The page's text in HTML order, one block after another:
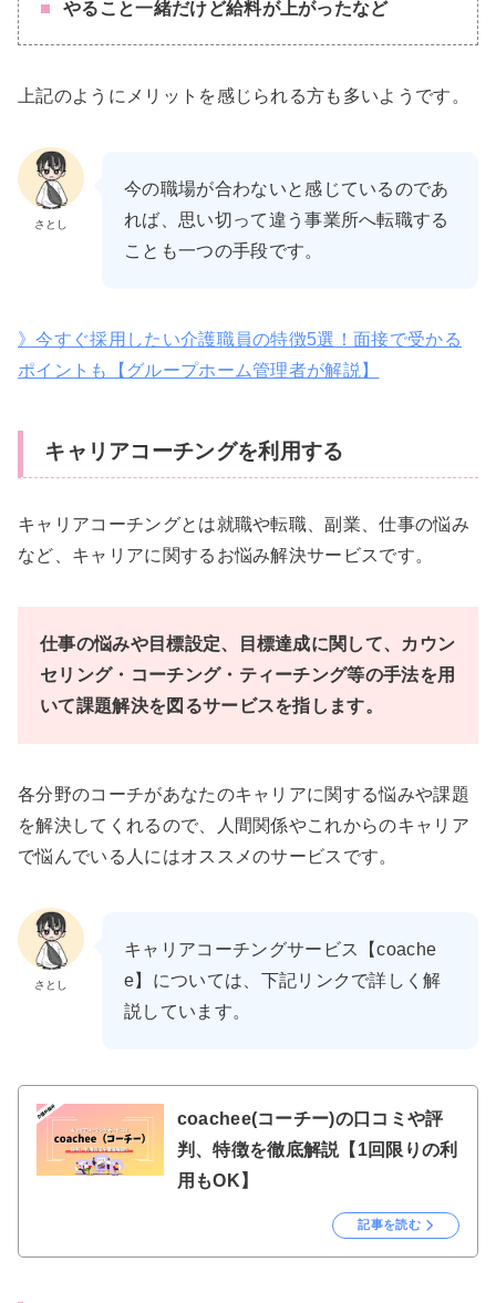
やること一緒だけど給料が上がったなど
上記のようにメリットを感じられる方も多いようです。
さとし
今の職場が合わないと感じているのであ
れば、思い切って違う事業所へ転職する
ことも一つの手段です。
》今すぐ採用したい介護職員の特徴5選！面接で受かる
ポイントも【グループホーム管理者が解説】
キャリアコーチングを利用する
キャリアコーチングとは就職や転職、副業、仕事の悩み
など、キャリアに関するお悩み解決サービスです。
仕事の悩みや目標設定、目標達成に関して、カウン
セリング・コーチング・ティーチング等の手法を用
いて課題解決を図るサービスを指します。
各分野のコーチがあなたのキャリアに関する悩みや課題
を解決してくれるので、人間関係やこれからのキャリア
で悩んでいる人にはオススメのサービスです。
さとし
キャリアコーチングサービス【coache
e】については、下記リンクで詳しく解
説しています。
coachee(コーチー)の口コミや評
判、特徴を徹底解説【1回限りの利
用もOK】
記事を読む